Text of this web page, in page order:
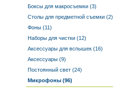
Боксы для макросъемки (3)
Столы для предметной съемки (2)
Фоны (11)
Наборы для чистки (12)
Аксессуары для вспышек (16)
Аксессуары (9)
Постоянный свет (24)
Микрофоны (96)